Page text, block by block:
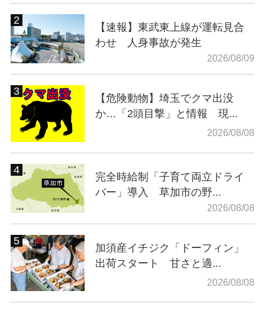
【速報】東武東上線が運転見合
わせ 人身事故が発生
2026/08/09
【危険動物】埼玉でクマ出没
か…「2頭目撃」と情報 現...
2026/08/08
完全時給制「子育て両立ドライ
バー」導入 草加市の野...
2026/08/08
加須産イチジク「ドーフィン」
出荷スタート 甘さと適...
2026/08/08